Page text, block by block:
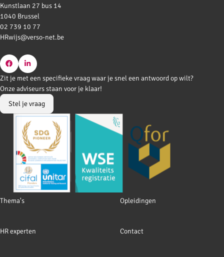
Kunstlaan 27 bus 14
1040 Brussel
02 739 10 77
HRwijs@verso-net.be
Go
to
Facebook
Go
to
LinkedIn
Footer
Thema's Opleidingen
HR experten Contact
Zit je met een specifieke vraag waar je snel een antwoord op wilt?
Onze adviseurs staan voor je klaar!
Stel je vraag